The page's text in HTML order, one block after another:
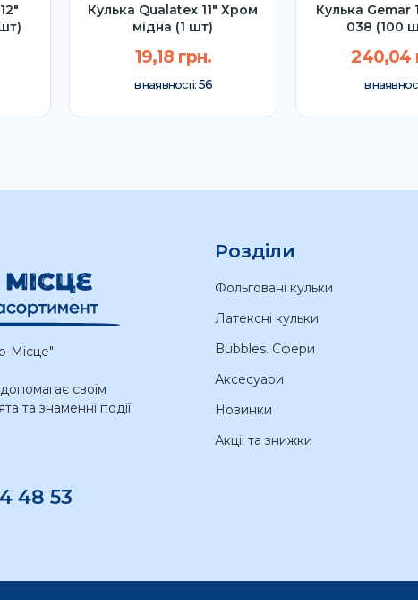
Кулька Qualatex 11" Хром
мідна (1 шт)
19,18 грн.
в наявності: 56
Кулька Gemar
038 (100
240,04
в
Місце"
своїм
та знаменні події
48 53
Розділи
Фольговані кульки
Латексні кульки
Bubbles. Сфери
Аксесуари
Новинки
Акціі та знижки